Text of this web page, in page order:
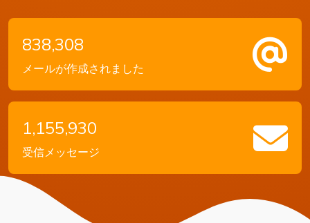
838,308
メールが作成されました
1,155,930
受信メッセージ